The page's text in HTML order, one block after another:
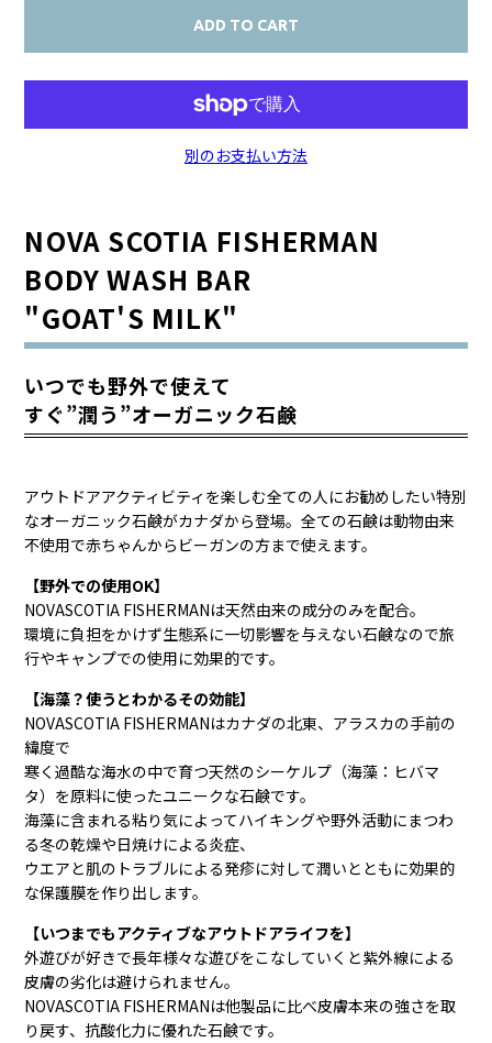
ADD TO CART
別のお支払い方法
NOVA SCOTIA FISHERMAN
BODY WASH BAR
"GOAT'S MILK"
いつでも野外で使えて
すぐ”潤う”オーガニック石鹸
アウトドアアクティビティを楽しむ全ての人にお勧めしたい特別
なオーガニック石鹸がカナダから登場。全ての石鹸は動物由来
不使用で赤ちゃんからビーガンの方まで使えます。
【野外での使用OK】
NOVASCOTIA FISHERMANは天然由来の成分のみを配合。
環境に負担をかけず生態系に一切影響を与えない石鹸なので旅
行やキャンプでの使用に効果的です。
【海藻？使うとわかるその効能】
NOVASCOTIA FISHERMANはカナダの北東、アラスカの手前の
緯度で
寒く過酷な海水の中で育つ天然のシーケルプ（海藻：ヒバマ
タ）を原料に使ったユニークな石鹸です。
海藻に含まれる粘り気によってハイキングや野外活動にまつわ
る冬の乾燥や日焼けによる炎症、
ウエアと肌のトラブルによる発疹に対して潤いとともに効果的
な保護膜を作り出します。
【いつまでもアクティブなアウトドアライフを】
外遊びが好きで長年様々な遊びをこなしていくと紫外線による
皮膚の劣化は避けられません。
NOVASCOTIA FISHERMANは他製品に比べ皮膚本来の強さを取
り戻す、抗酸化力に優れた石鹸です。